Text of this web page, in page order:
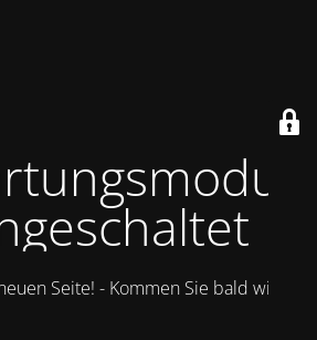
Seite! - Kommen Sie bald wieder.